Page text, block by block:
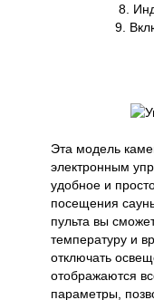
8.
9.
Эта модель
электронным
удобное и
посещения
пульта вы
температуру и
отключать
отображаются
параметры,